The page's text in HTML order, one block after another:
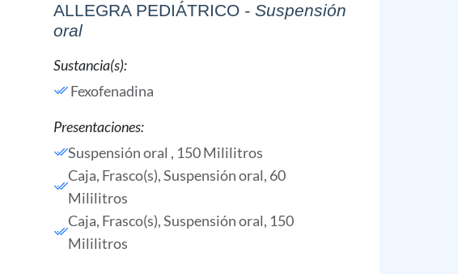
ALLEGRA PEDIÁTRICO - Suspensión
oral
Sustancia(s):
Fexofenadina
Presentaciones:
Suspensión oral , 150 Mililitros
Caja, Frasco(s), Suspensión oral, 60
Mililitros
Caja, Frasco(s), Suspensión oral, 150
Mililitros